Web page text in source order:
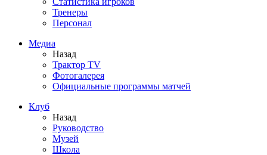
Тренеры
Персонал
Медиа
Назад
Трактор TV
Фотогалерея
Официальные программы матчей
Клуб
Назад
Руководство
Музей
Школа